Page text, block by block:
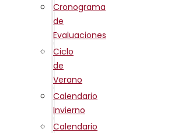
Cronograma
de
Evaluaciones
Ciclo
de
Verano
Calendario
Invierno
Calendario